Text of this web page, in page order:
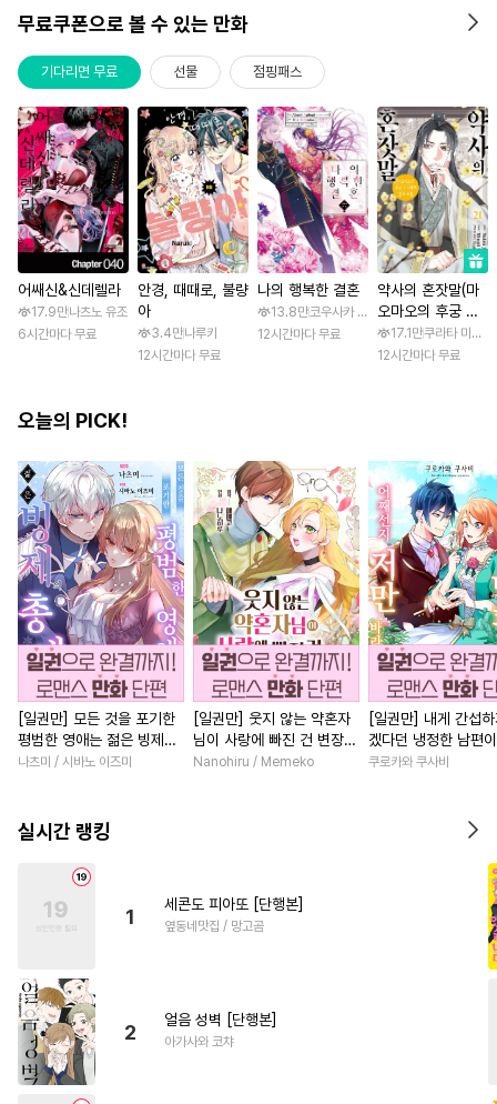
무료쿠폰으로 볼 수 있는 만화
기다리면 무료 선물 점핑패스
어쌔신&신데렐라
17.9만나츠노 유조
6시간마다 무료
안경, 때때로, 불량
아
3.4만나루키
12시간마다 무료
나의 행복한 결혼
13.8만코우사카 리토 / 아기토기 아쿠미
12시간마다 무료
약사의 혼잣말(마
오마오의 후궁 수
수께끼 풀이수첩)
17.1만쿠라타 미노
12시간마다 무료
오늘의 PICK!
[일권만] 모든 것을 포기한
평범한 영애는 젊은 빙제의
총애를 받는다 [단행본]
나츠미 / 시바노 이즈미
[일권만] 웃지 않는 약혼자
님이 사랑에 빠진 건 변장한
저인 것 같습니다 [단행본]
Nanohiru / Memeko
[일권만] 내게 간섭
겠다던 냉정한 남편
선지 저만 바라봅니
쿠로카와 쿠사비
실시간 랭킹
1
세콘도 피아또 [단행본]
옆동네맛집 / 망고곰
2
얼음 성벽 [단행본]
아가사와 코챠